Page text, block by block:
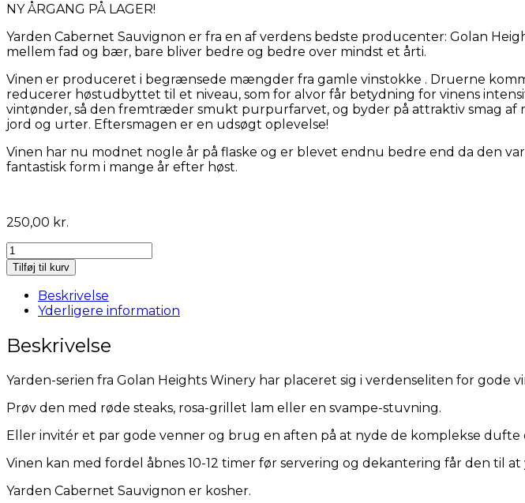
NY ÅRGANG PÅ LAGER!
Yarden Cabernet Sauvignon er fra en af verdens bedste producenter: Golan
mellem fad og bær, bare bliver bedre og bedre over mindst et årti.
Vinen er produceret i begrænsede mængder fra gamle vinstokke . Druerne
reducerer høstudbyttet til et niveau, som for alvor får betydning for vinens
vintønder, så den fremtræder smukt purpurfarvet, og byder på attraktiv smag
jord og urter. Eftersmagen er en udsøgt oplevelse!
Vinen har nu modnet nogle år på flaske og er blevet endnu bedre end da den
fantastisk form i mange år efter høst.
250,00 kr.
Yarden
Cabernet
Sauvignon
antal
Tilføj til kurv
Beskrivelse
Yderligere information
Beskrivelse
Yarden-serien fra Golan Heights Winery har placeret sig i verdenseliten for
Prøv den med røde steaks, rosa-grillet lam eller en svampe-stuvning.
Eller invitér et par gode venner og brug en aften på at nyde de komplekse dufte
Vinen kan med fordel åbnes 10-12 timer før servering og dekantering får den til at
Yarden Cabernet Sauvignon er kosher.